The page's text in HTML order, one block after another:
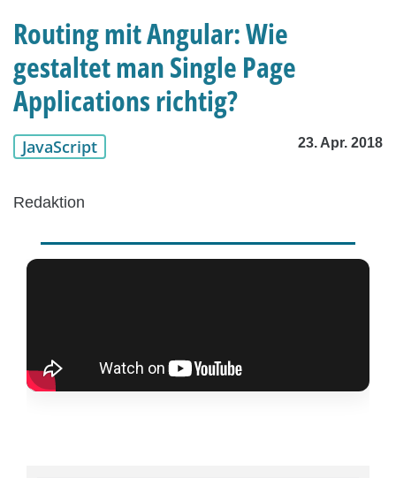
Routing mit Angular: Wie
gestaltet man Single Page
Applications richtig?
JavaScript 23. Apr. 2018
Redaktion